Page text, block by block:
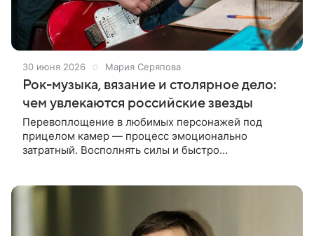
30 июня 2026 Мария Серяпова
Рок-музыка, вязание и столярное дело:
чем увлекаются российские звезды
Перевоплощение в любимых персонажей под
прицелом камер — процесс эмоционально
затратный. Восполнять силы и быстро
Рассказываем о